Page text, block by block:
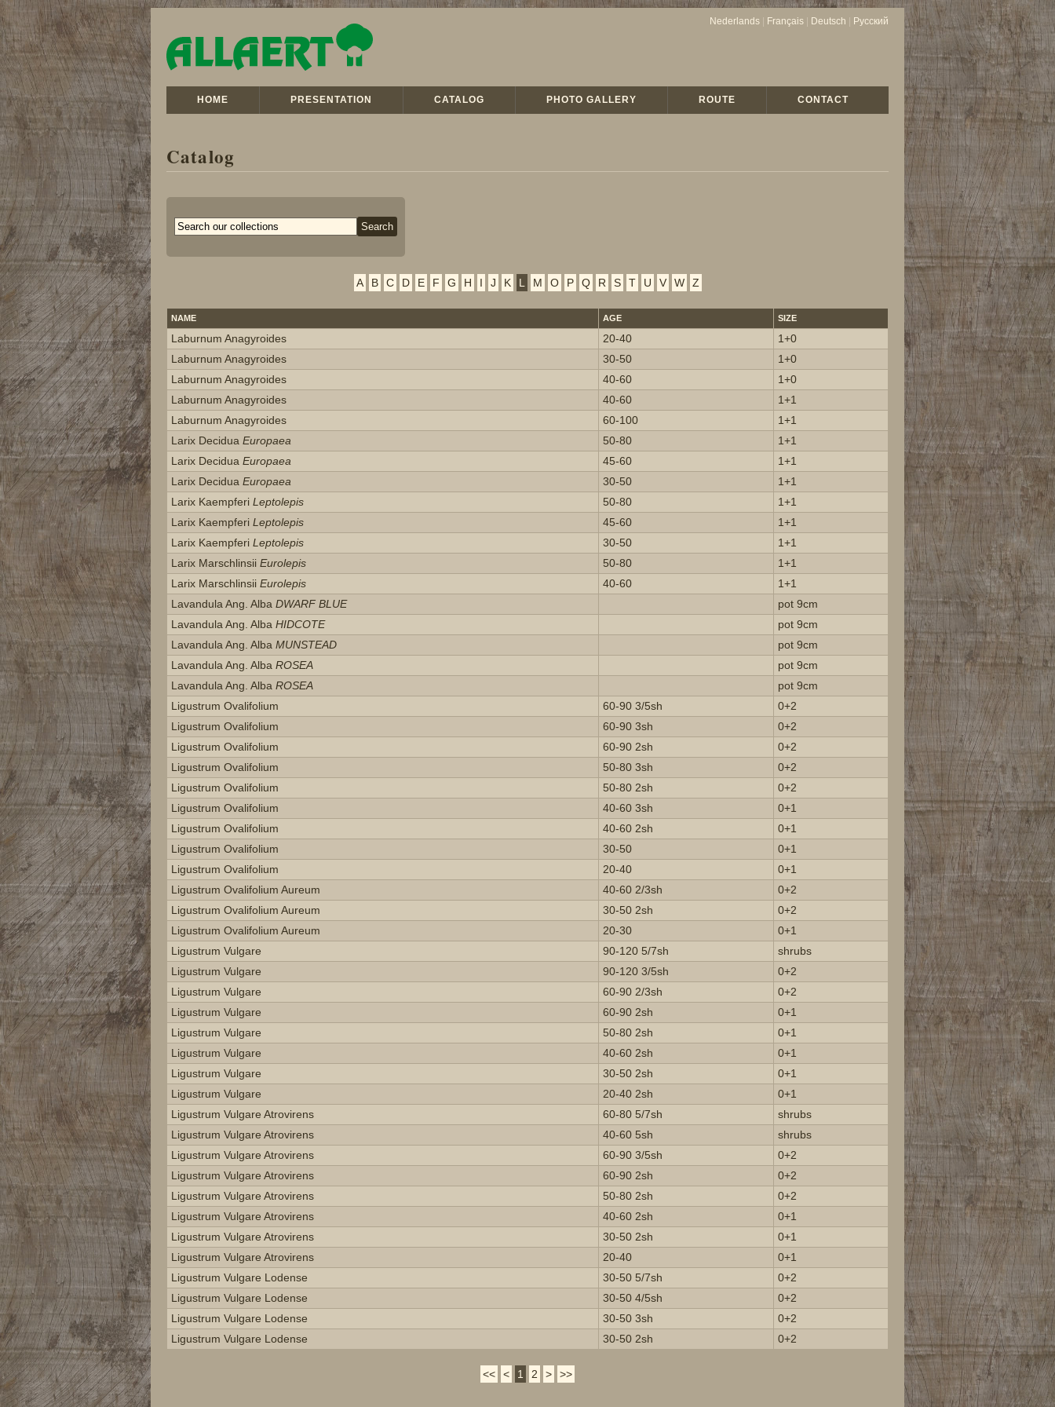
Nederlands Français Deutsch Русский
HOME PRESENTATION CATALOG PHOTO GALLERY ROUTE CONTACT
Catalog
A B C D E F G H I J K L M O P Q R S T U V W Z
NAME AGE SIZE
Laburnum Anagyroides 20-40
1+0
Laburnum Anagyroides
30-50
1+0
Laburnum Anagyroides
40-60
1+0
Laburnum Anagyroides
40-60
1+1
Laburnum Anagyroides
60-100
1+1
Larix Decidua Europaea 50-80
1+1
Larix Decidua Europaea 45-60
1+1
Larix Decidua Europaea 30-50
1+1
Larix Kaempferi Leptolepis 50-80
1+1
Larix Kaempferi Leptolepis 45-60
1+1
Larix Kaempferi Leptolepis 30-50
1+1
Larix Marschlinsii Eurolepis 50-80
1+1
Larix Marschlinsii Eurolepis 40-60
1+1
Lavandula Ang. Alba DWARF BLUE
pot 9cm
Lavandula Ang. Alba HIDCOTE
pot 9cm
Lavandula Ang. Alba MUNSTEAD
pot 9cm
Lavandula Ang. Alba ROSEA
pot 9cm
Lavandula Ang. Alba ROSEA
pot 9cm
Ligustrum Ovalifolium
60-90 3/5sh
0+2
Ligustrum Ovalifolium
60-90 3sh
0+2
Ligustrum Ovalifolium
60-90 2sh
0+2
Ligustrum Ovalifolium
50-80 3sh
0+2
Ligustrum Ovalifolium
50-80 2sh
0+2
Ligustrum Ovalifolium
40-60 3sh
0+1
Ligustrum Ovalifolium
40-60 2sh
0+1
Ligustrum Ovalifolium
30-50
0+1
Ligustrum Ovalifolium
20-40
0+1
Ligustrum Ovalifolium Aureum
40-60 2/3sh
0+2
Ligustrum Ovalifolium Aureum
30-50 2sh
0+2
Ligustrum Ovalifolium Aureum
20-30
0+1
Ligustrum Vulgare
90-120 5/7sh
shrubs
Ligustrum Vulgare
90-120 3/5sh
0+2
Ligustrum Vulgare
60-90 2/3sh
0+2
Ligustrum Vulgare
60-90 2sh
0+1
Ligustrum Vulgare
50-80 2sh
0+1
Ligustrum Vulgare
40-60 2sh
0+1
Ligustrum Vulgare
30-50 2sh
0+1
Ligustrum Vulgare
20-40 2sh
0+1
Ligustrum Vulgare Atrovirens
60-80 5/7sh
shrubs
Ligustrum Vulgare Atrovirens
40-60 5sh
shrubs
Ligustrum Vulgare Atrovirens
60-90 3/5sh
0+2
Ligustrum Vulgare Atrovirens
60-90 2sh
0+2
Ligustrum Vulgare Atrovirens
50-80 2sh
0+2
Ligustrum Vulgare Atrovirens
40-60 2sh
0+1
Ligustrum Vulgare Atrovirens
30-50 2sh
0+1
Ligustrum Vulgare Atrovirens
20-40
0+1
Ligustrum Vulgare Lodense
30-50 5/7sh
0+2
Ligustrum Vulgare Lodense
30-50 4/5sh
0+2
Ligustrum Vulgare Lodense
30-50 3sh
0+2
Ligustrum Vulgare Lodense
30-50 2sh 0+2
<< < 1 2 > >>